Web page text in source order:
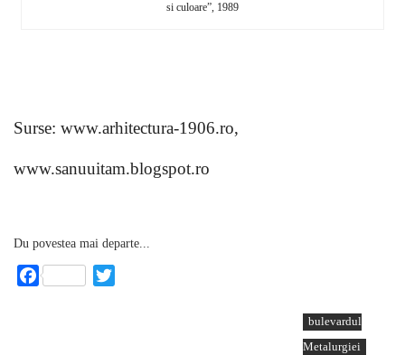
si culoare”, 1989
Surse: www.arhitectura-1906.ro,
www.sanuuitam.blogspot.ro
Du povestea mai departe...
Facebook
bulevardul
Metalurgiei